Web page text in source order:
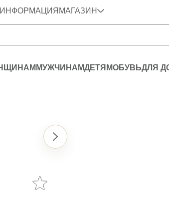
ИНФОРМАЦИЯМАГАЗИН
МУЖЧИНАМДЕТЯМОБУВЬДЛЯ